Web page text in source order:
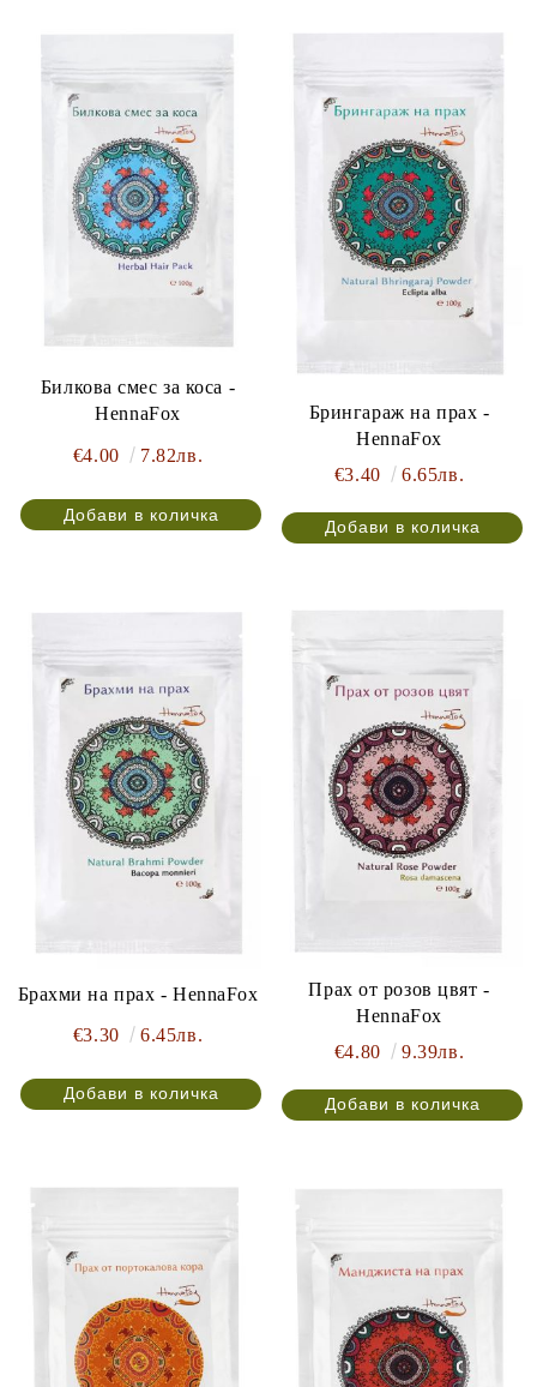
Билкова смес за коса -
HennaFox
€4.00 7.82лв.
Брингараж на прах -
HennaFox
€3.40
6.65лв.
Брахми на прах - HennaFox
€3.30 6.45лв.
Прах от розов цвят -
HennaFox
€4.80
9.39лв.